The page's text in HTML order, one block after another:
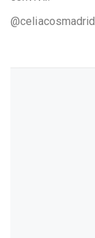
@celiacosmadrid